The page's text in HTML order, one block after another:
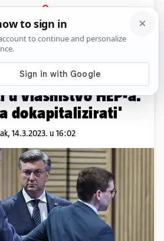
PRIJAVA
News Komentari
se kao premijer
vlasništvo HEP-a.
dokapitalizirati'
14.3.2023. u 16:02